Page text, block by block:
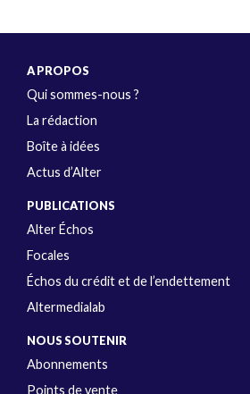
A PROPOS
Qui sommes-nous ?
La rédaction
Boîte à idées
Actus d’Alter
PUBLICATIONS
Alter Échos
Focales
Échos du crédit et de l’endettement
Altermedialab
NOUS SOUTENIR
Abonnements
Points de vente